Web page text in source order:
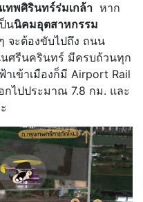
เทพศิรินทร์ร่มเกล้า หาก
นนิคมอุตสาหกรรม
จะต้องขับไปถึง ถนน
ศรีนครินทร์ มีครบถ้วนทุก
เข้าเมืองก็มี Airport Rail
กไปประมาณ 7.8 กม. และ